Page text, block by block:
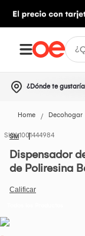
¿Dónde te
Home Decohogar
SM1001444984
Dispensador
de Poliresina